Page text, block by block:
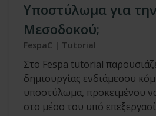
Υποστύλωμα για
Μεσοδοκού;
FespaC | Tutorial
Στο Fespa tutorial
δημιουργίας ενδιάμεσου
υποστύλωμα, προκειμένου
στο μέσο του υπό